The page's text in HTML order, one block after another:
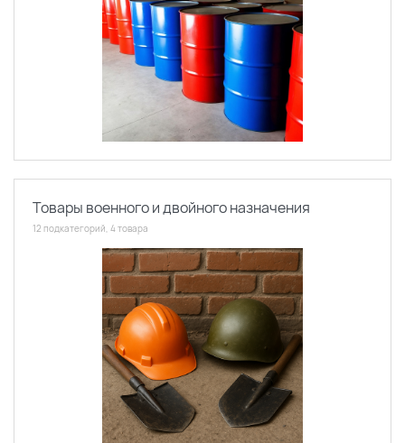
Товары военного и двойного назначения
12 подкатегорий, 4 товара